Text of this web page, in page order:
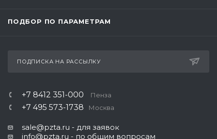
ПОДБОР ПО ПАРАМЕТРАМ
ПОДПИСКА НА РАССЫЛКУ
+7 8412 351-000 Пенза
+7 495 573-1738 Москва
sale@pzta.ru - для заявок
info@pzta.ru - по общим вопросам